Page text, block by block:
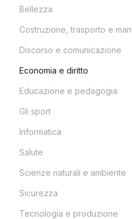
Bellezza
Costruzione, trasporto e
Discorso e comunicazione
Economia e diritto
Educazione e pedagogia
Gli sport
Informatica
Salute
Scienze naturali e ambiente
Sicurezza
Tecnologia e produzione